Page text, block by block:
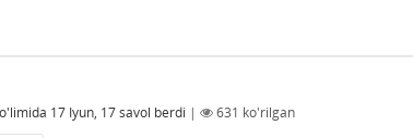
17 Iyun, 17savol berdi | 631 ko'rilgan